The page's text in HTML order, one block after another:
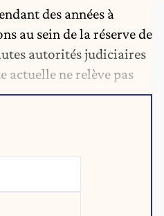
des années à
au sein de la réserve de
autorités judiciaires
actuelle ne relève pas